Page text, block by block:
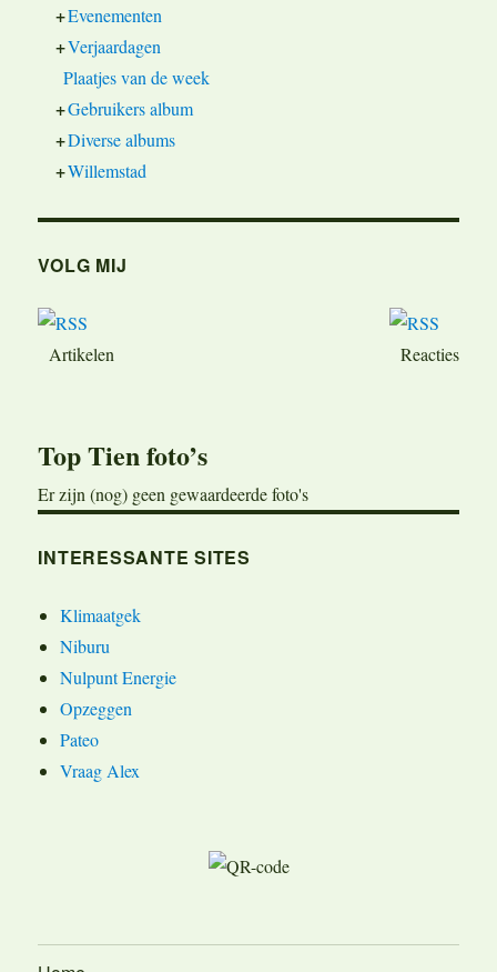
+Evenementen
+Verjaardagen
Plaatjes van de week
+Gebruikers album
+Diverse albums
+Willemstad
VOLG MIJ
Artikelen Reacties
Top Tien foto’s
Er zijn (nog) geen gewaardeerde foto's
INTERESSANTE SITES
Klimaatgek
Niburu
Nulpunt Energie
Opzeggen
Pateo
Vraag Alex